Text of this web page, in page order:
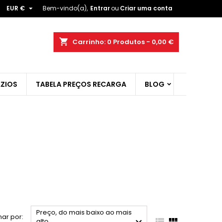
Bem-vindo(a), Entrarou Criar uma conta
EUR € 
shopping_cart Carrinho: 0 Produtos - 0,00 €
TABELA PREÇOS RECARGA BLOG
por:
Preço, do mais baixo ao mais